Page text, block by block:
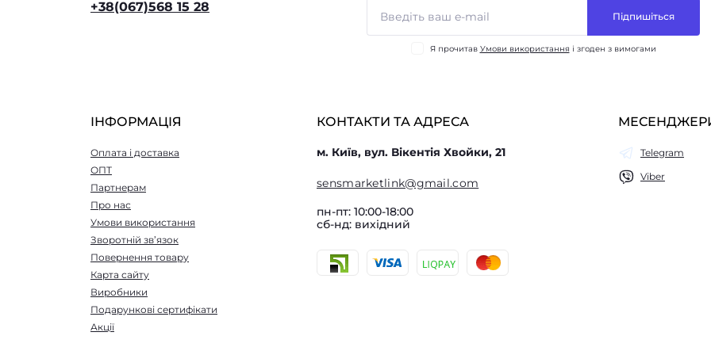
+38(067)568 15 28
Підпишіться
Я прочитав Умови використання і згоден з вимогами
ІНФОРМАЦІЯ
Оплата і доставка
ОПТ
Партнерам
Про нас
Умови використання
Зворотній зв’язок
Повернення товару
Карта сайту
Виробники
Подарункові сертифікати
Акції
КОНТАКТИ ТА АДРЕСА
м. Київ, вул. Вікентія Хвойки, 21
sensmarketlink@gmail.com
пн-пт: 10:00-18:00
сб-нд: вихідний
Telegram
Viber